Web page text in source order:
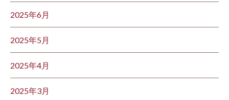
2025年6月
2025年5月
2025年4月
2025年3月